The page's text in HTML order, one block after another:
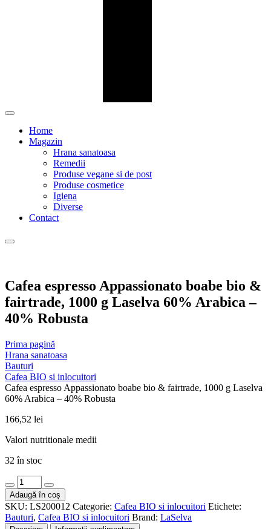
Home
Magazin
Hrana sanatoasa
Remedii
Produse vegane si de post
Produse cosmetice
Igiena
Diverse
Contact
Cafea espresso Appassionato boabe bio &
fairtrade, 1000 g Laselva 60% Arabica –
40% Robusta
Prima pagină
Hrana sanatoasa
Bauturi
Cafea BIO si inlocuitori
Cafea espresso Appassionato boabe bio & fairtrade, 1000 g Laselva
60% Arabica – 40% Robusta
166,52 lei
Valori nutritionale medii
32 în stoc
Cantitate
Cafea
espresso
Appassionato
boabe
Adaugă în coș
SKU: LS200012 Categorie: Cafea BIO si inlocuitori Etichete:
Bauturi, Cafea BIO si inlocuitori Brand: LaSelva